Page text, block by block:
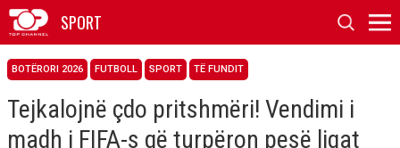
SPORT
BOTËRORI 2026 FUTBOLL SPORT TË FUNDIT
Tejkalojnë çdo pritshmëri! Vendimi i
madh i FIFA-s që turpëron pesë ligat